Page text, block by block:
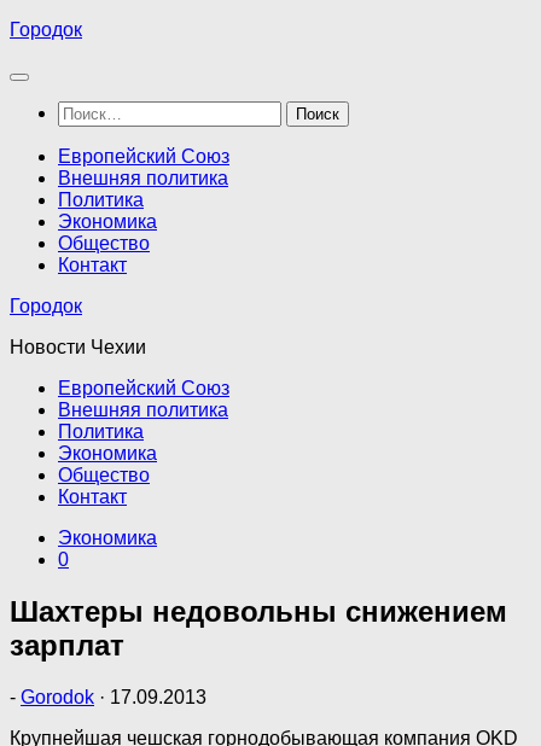
Перейти
содержимому
Городок
Найти:
Европейский Союз
Внешняя политика
Политика
Экономика
Общество
Контакт
Городок
Новости Чехии
Европейский Союз
Внешняя политика
Политика
Экономика
Общество
Контакт
Экономика
0
Шахтеры недовольны снижением
зарплат
- Gorodok · 17.09.2013
Крупнейшая чешская горнодобывающая компания OKD